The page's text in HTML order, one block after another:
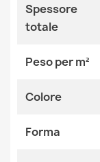
Tappeto
Colore
Spessore
totale
Peso per m²
Colore
Forma